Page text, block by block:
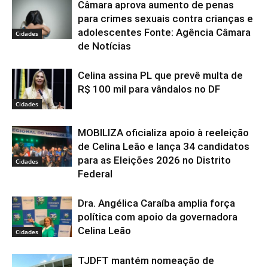
Cidades
Câmara aprova aumento de penas
para crimes sexuais contra crianças e
adolescentes Fonte: Agência Câmara
de Notícias
Cidades
Celina assina PL que prevê multa de
R$ 100 mil para vândalos no DF
Cidades
MOBILIZA oficializa apoio à reeleição
de Celina Leão e lança 34 candidatos
para as Eleições 2026 no Distrito
Federal
Cidades
Dra. Angélica Caraíba amplia força
política com apoio da governadora
Celina Leão
TJDFT mantém nomeação de